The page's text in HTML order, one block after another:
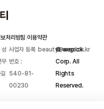
처리방침 이용약관
성
무
|사업자 등록
번호 :
540-81-
00230
|beauty@wepick.kr
© wepick
Corp. All
Rights
Reserved.